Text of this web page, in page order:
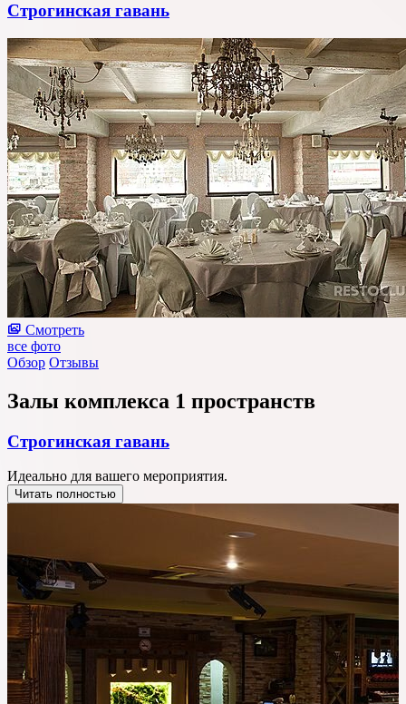
Строгинская гавань
Смотреть
все фото
Обзор Отзывы
Залы комплекса 1 пространств
Строгинская гавань
Идеально для вашего мероприятия.
Читать полностью